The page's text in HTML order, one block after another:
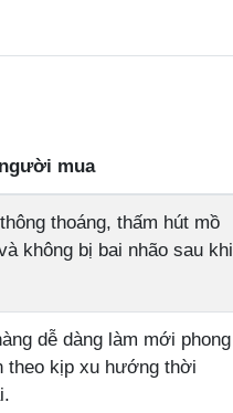
mua
thoáng, thấm hút mồ
không bị bai nhão sau khi
dễ dàng làm mới phong
theo kịp xu hướng thời